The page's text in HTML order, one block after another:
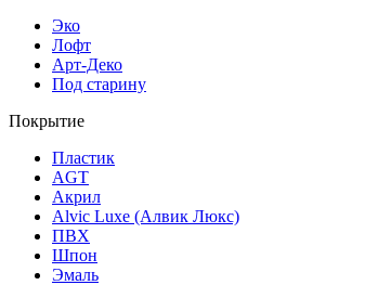
Эко
Лофт
Арт-Деко
Под старину
Покрытие
Пластик
AGT
Акрил
Alvic Luxe (Алвик Люкс)
ПВХ
Шпон
Эмаль